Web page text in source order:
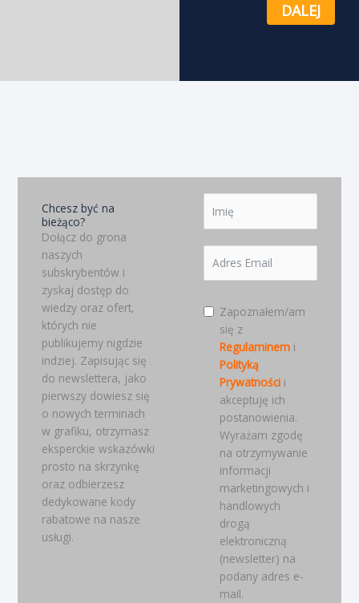
DALEJ
Chcesz być na
bieżąco?
Dołącz do grona
naszych
subskrybentów i
zyskaj dostęp do
wiedzy oraz ofert,
których nie
publikujemy nigdzie
indziej. Zapisując się
do newslettera, jako
pierwszy dowiesz się
o nowych terminach
w grafiku, otrzymasz
eksperckie wskazówki
prosto na skrzynkę
oraz odbierzesz
dedykowane kody
rabatowe na nasze
usługi.
Zapoznałem/am
się z
Regulaminem i
Polityką
Prywatności i
akceptuję ich
postanowienia.
Wyrażam zgodę
na otrzymywanie
informacji
marketingowych i
handlowych
drogą
elektroniczną
(newsletter) na
podany adres e-
mail.